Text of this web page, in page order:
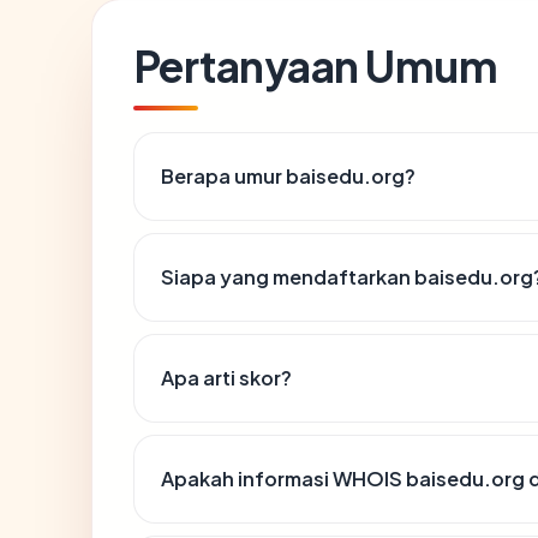
Pertanyaan Umum
Berapa umur baisedu.org?
Siapa yang mendaftarkan
Apa arti skor?
Apakah informasi WHOIS baisedu.org